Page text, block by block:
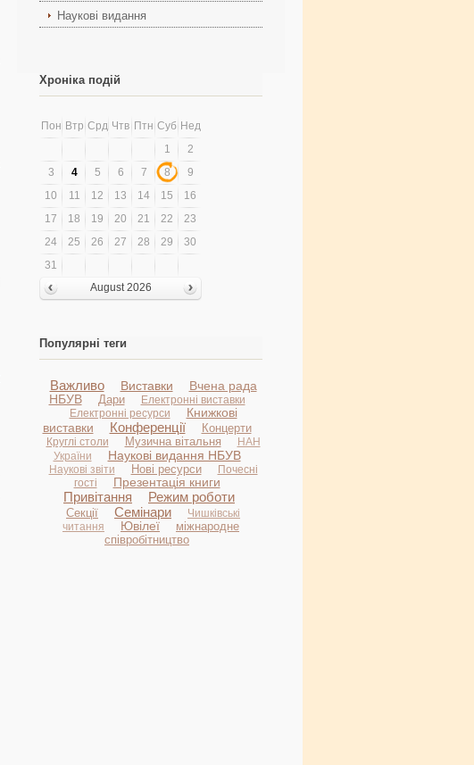
Наукові видання
Хроніка подій
Пон Втр Срд Чтв Птн Суб Нед
1
2
3
4 5 6 7 8
9
10
11 12 13 14 15
16
17
18 19 20 21 22
23
24
25 26 27 28 29
30
31
August 2026
Популярні теги
Важливо Виставки
Вчена рада
НБУВ
Дари
Електронні виставки
Електронні ресурси
Книжкові
виставки
Конференції Концерти
Круглі столи Музична вітальня
НАН
України
Наукові видання НБУВ
Наукові звіти Нові ресурси
Почесні
гості
Презентація книги
Привітання Режим роботи
Секції Семінари
Чишківські
читання
Ювілеї
міжнародне
співробітництво